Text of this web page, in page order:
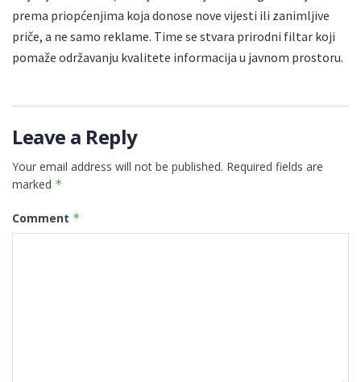
prema priopćenjima koja donose nove vijesti ili zanimljive
priče, a ne samo reklame. Time se stvara prirodni filtar koji
pomaže održavanju kvalitete informacija u javnom prostoru.
Leave a Reply
Your email address will not be published. Required fields are
marked *
Comment *